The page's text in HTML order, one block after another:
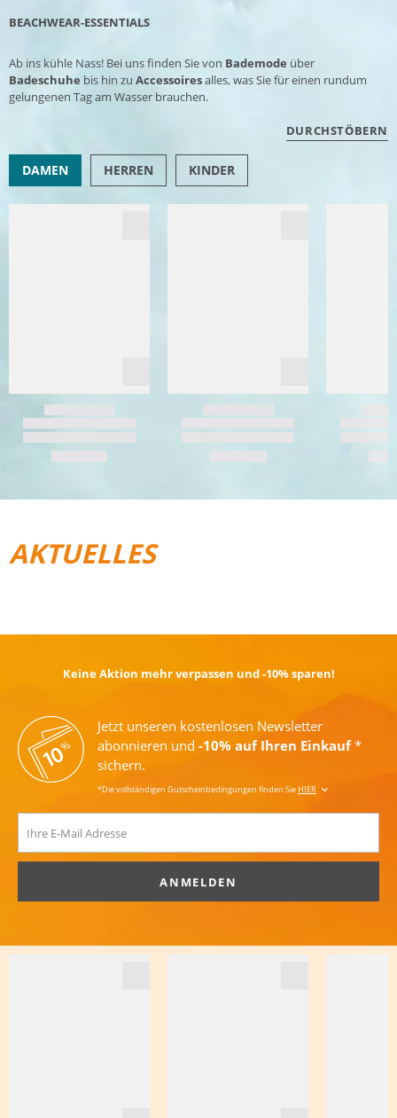
BEACHWEAR-ESSENTIALS
Ab ins kühle Nass! Bei uns finden Sie von Bademode über
Badeschuhe bis hin zu Accessoiresalles, was Sie für einen rundum
gelungenen Tag am Wasser brauchen.
DURCHSTÖBERN
DAMEN HERREN KINDER
AKTUELLES
Keine Aktion mehr verpassen und -10% sparen!
Jetzt unseren kostenlosen Newsletter
abonnieren und -10% auf Ihren Einkauf*
sichern.
*Die vollständigen Gutscheinbedingungen finden SieHIER
ANMELDEN